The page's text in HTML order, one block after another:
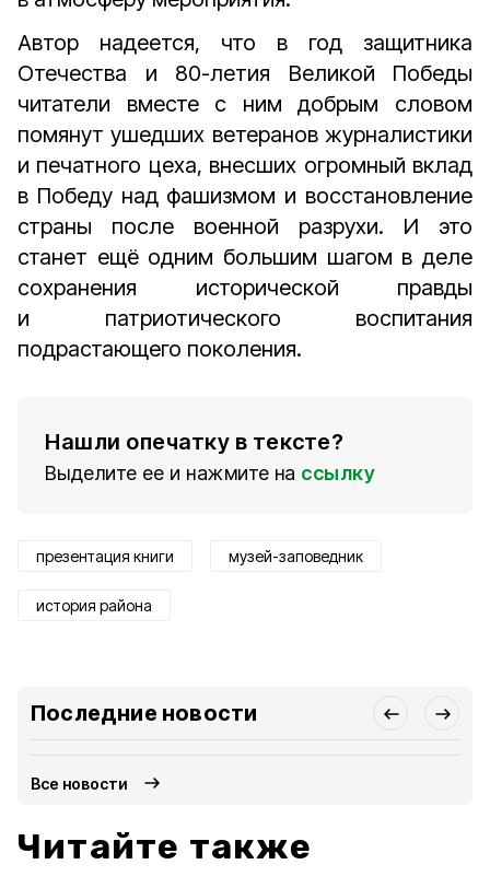
Автор надеется, что в год защитника
Отечества и 80-летия Великой Победы
читатели вместе с ним добрым словом
помянут ушедших ветеранов журналистики
и печатного цеха, внесших огромный вклад
в Победу над фашизмом и восстановление
страны после военной разрухи. И это
станет ещё одним большим шагом в деле
сохранения исторической правды
и патриотического воспитания
подрастающего поколения.
Нашли опечатку в тексте?
Выделите ее и нажмите на ссылку
презентация книги музей-заповедник
история района
Последние новости
Все новости
Читайте также